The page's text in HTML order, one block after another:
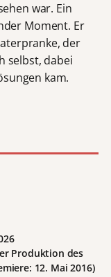
war. Ein
Moment. Er
der
selbst, dabei
kam.
Produktion des
12. Mai 2016)